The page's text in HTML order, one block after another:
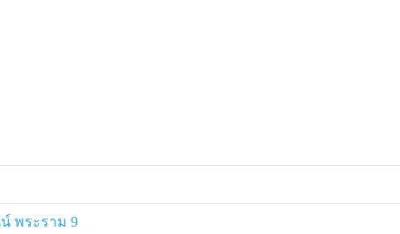
Treekaew, ดอกไม้ สีขาว
พระราม 9